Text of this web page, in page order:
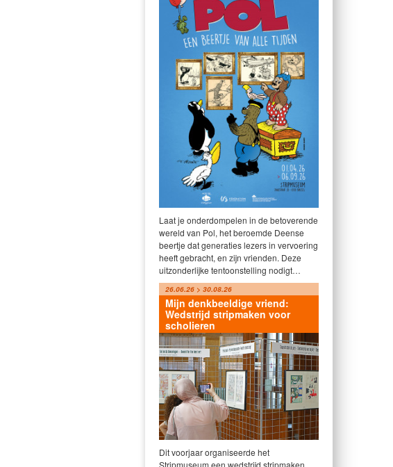
Laat je onderdompelen in de betoverende
wereld van Pol, het beroemde Deense
beertje dat generaties lezers in vervoering
heeft gebracht, en zijn vrienden. Deze
uitzonderlijke tentoonstelling nodigt…
26.06.26 > 30.08.26
Mijn denkbeeldige vriend:
Wedstrijd stripmaken voor
scholieren
Dit voorjaar organiseerde het
Stripmuseum een wedstrijd stripmaken